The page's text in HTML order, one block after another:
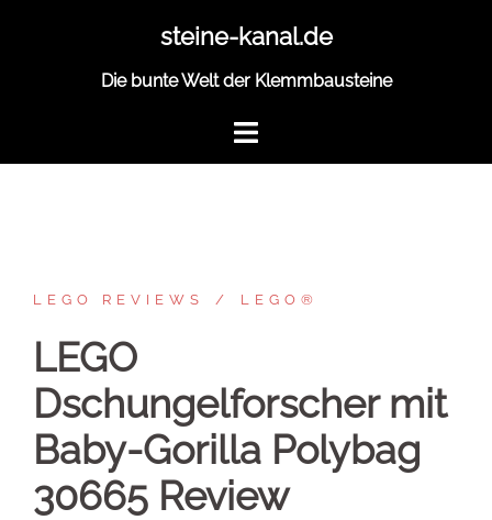
steine-kanal.de
Die bunte Welt der Klemmbausteine
LEGO REVIEWS LEGO®
LEGO
Dschungelforscher mit
Baby-Gorilla Polybag
30665 Review